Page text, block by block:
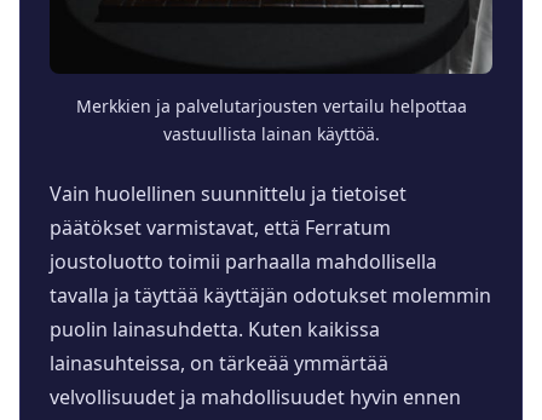
Merkkien ja palvelutarjousten vertailu helpottaa
vastuullista lainan käyttöä.
Vain huolellinen suunnittelu ja tietoiset
päätökset varmistavat, että Ferratum
joustoluotto toimii parhaalla mahdollisella
tavalla ja täyttää käyttäjän odotukset molemmin
puolin lainasuhdetta. Kuten kaikissa
lainasuhteissa, on tärkeää ymmärtää
velvollisuudet ja mahdollisuudet hyvin ennen